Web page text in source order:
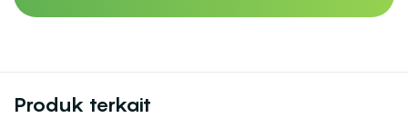
Produk terkait